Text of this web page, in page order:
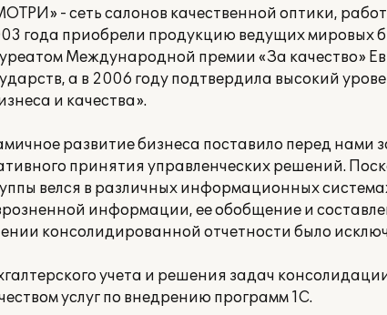
- сеть салонов качественной оптики,
года приобрели продукцию ведущих мировых
Международной премии «За качество»
а в 2006 году подтвердила высокий
и качества».
развитие бизнеса поставило перед
принятия управленческих решений.
велся в различных информационных
информации, ее обобщение и
консолидированной отчетности было
учета и решения задач
услуг по внедрению программ 1С.